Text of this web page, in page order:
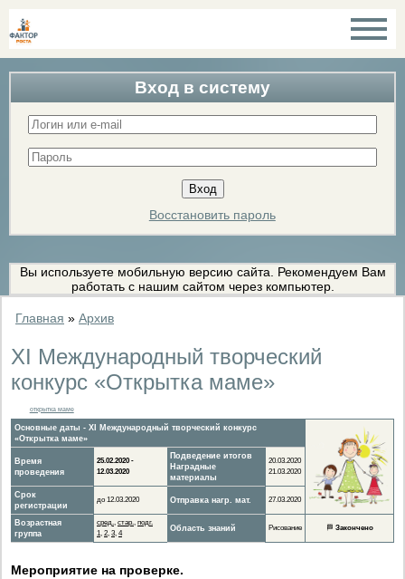
Вход в систему
Восстановить пароль
Вы используете мобильную версию сайта. Рекомендуем Вам
работать с нашим сайтом через компьютер.
Главная » Архив
XI Международный творческий
конкурс «Открытка маме»
открытка маме
Основные даты - XI Международный творческий конкурс
«Открытка маме»
Время
проведения
25.02.2020 -
12.03.2020
Подведение итогов
Наградные
материалы
20.03.2020
21.03.2020
Срок
регистрации
до 12.03.2020 Отправка нагр. мат. 27.03.2020
Возрастная
группа
сред., стар., подг.
1, 2, 3, 4
Область знаний Рисование 🏁 Закончено
Мероприятие на проверке.